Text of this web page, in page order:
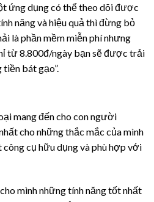
ứng dụng có thể theo dõi được
năng và hiệu quả thì đừng bỏ
là phần mềm miễn phí nhưng
từ 8.800đ/ngày bạn sẽ được trải
tiền bát gạo”.
mang đến cho con người
cho những thắc mắc của mình
cụ hữu dụng và phù hợp với
mình những tính năng tốt nhất